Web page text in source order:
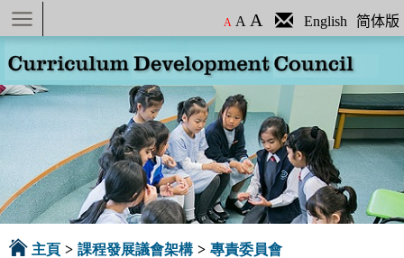
A A A English 简体版
主頁 > 課程發展議會架構 > 專責委員會